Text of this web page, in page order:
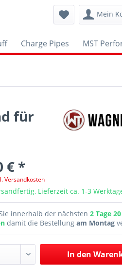
Mein
Charge Pipes MST
für
€ *
Versandkosten
Lieferzeit ca. 1-3
innerhalb der nächsten2 Tage
damit die Bestellungam Montag
In den